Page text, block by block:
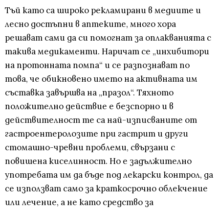
Тъй като са широко рекламирани в медиите и
лесно достъпни в аптеките, много хора
решават сами да си помогнат за оплакванията с
такива медикаменти. Наричат се „инхибитори
на протонната помпа“ и се разпознават по
това, че обикновено името на активната им
съставка завършва на „празол“. Тяхното
положително действие е безспорно и в
действителност те са най-изписваните от
гастроентеролозите при гастрит и други
стомашно-чревни проблеми, свързани с
повишена киселинност. Но е задължително
употребата им да бъде под лекарски контрол, да
се използват само за краткосрочно облекчение
или лечение, а не като средство за